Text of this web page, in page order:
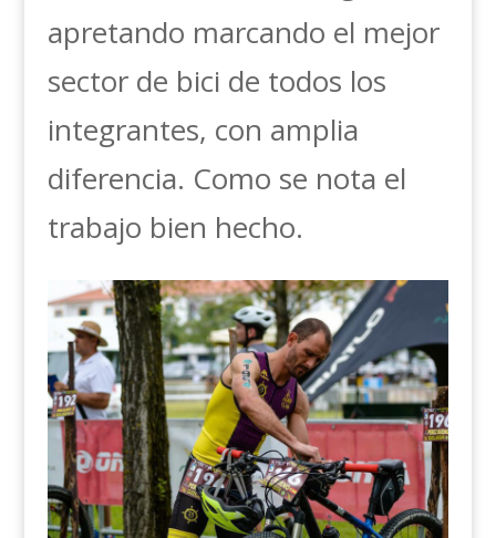
apretando marcando el mejor
sector de bici de todos los
integrantes, con amplia
diferencia. Como se nota el
trabajo bien hecho.